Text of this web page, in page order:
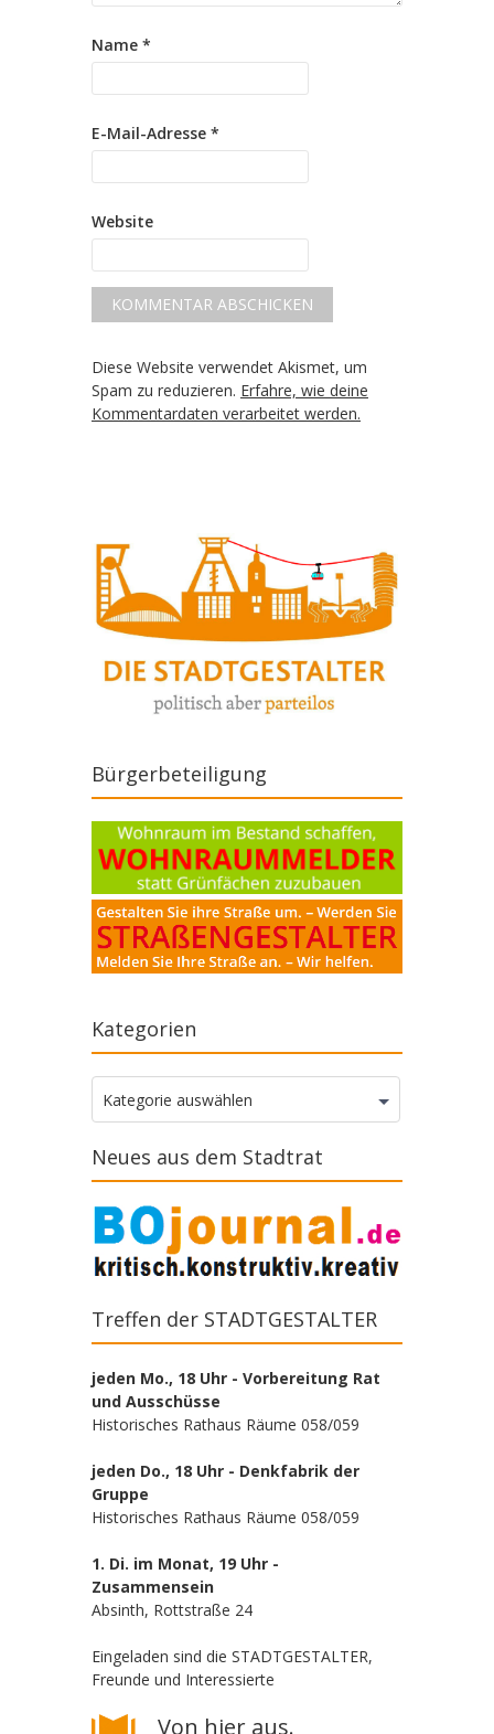
Name *
E-Mail-Adresse *
Website
Diese Website verwendet Akismet, um
Spam zu reduzieren. Erfahre, wie deine
Kommentardaten verarbeitet werden.
Bürgerbeteiligung
Kategorien
Kategorien
Kategorie auswählen
Neues aus dem Stadtrat
Treffen der STADTGESTALTER
jeden Mo., 18 Uhr - Vorbereitung Rat
und Ausschüsse
Historisches Rathaus Räume 058/059
jeden Do., 18 Uhr - Denkfabrik der
Gruppe
Historisches Rathaus Räume 058/059
1. Di. im Monat, 19 Uhr -
Zusammensein
Absinth, Rottstraße 24
Eingeladen sind die STADTGESTALTER,
Freunde und Interessierte
Von hier aus.